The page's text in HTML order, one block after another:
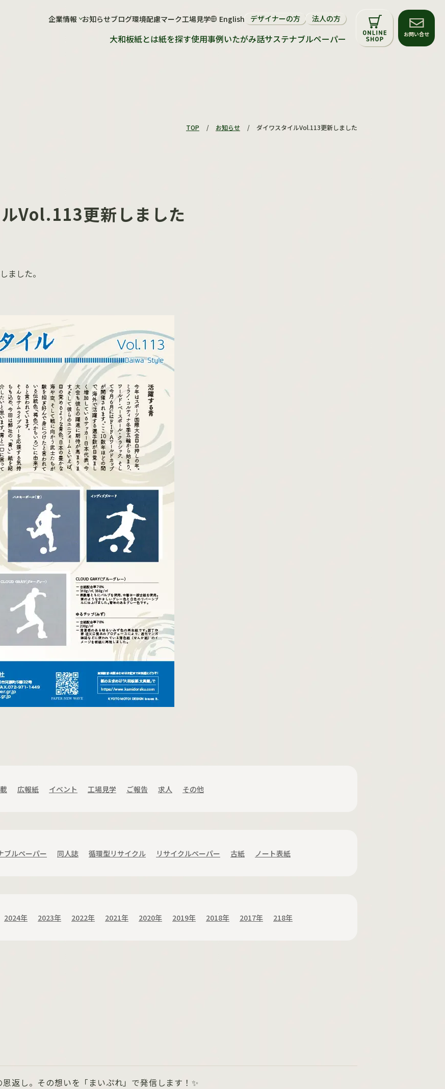
企業情報 工場について サステナビリティについて
お知らせブログ環境配慮マーク工場見学 English デザイナーの方 法人の方
大和板紙とは紙を探す使用事例いたがみ話サステナブルペーパー お問い合せ
TOP / お知らせ / ダイワスタイルVol.113更新しました
Vol.113更新しました
ました。
広報紙 イベント 工場見学 ご報告 求人 その他
ブルペーパー 同人誌 循環型リサイクル リサイクルペーパー 古紙 ノート表紙
2024年 2023年 2022年 2021年 2020年 2019年 2018年 2017年 218年
恩返し。その想いを「まいぷれ」で発信します！✨